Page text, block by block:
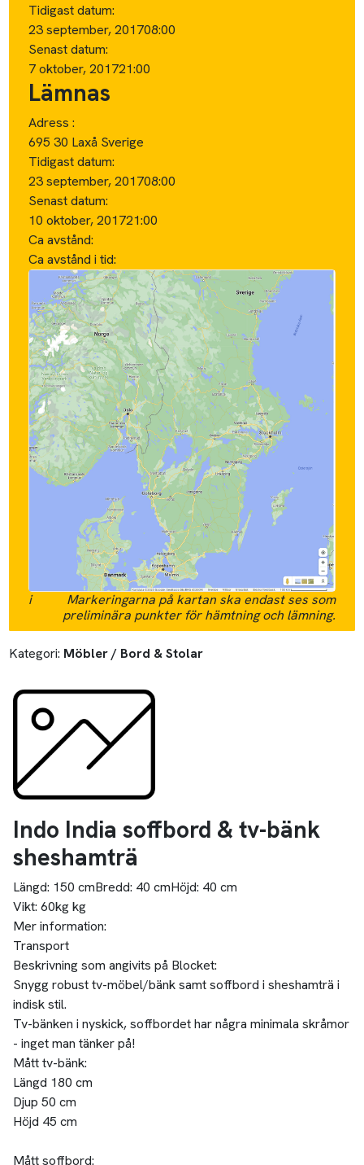
Tidigast datum:
23 september, 201708:00
Senast datum:
7 oktober, 201721:00
Lämnas
Adress :
695 30 Laxå Sverige
Tidigast datum:
23 september, 201708:00
Senast datum:
10 oktober, 201721:00
Ca avstånd:
Ca avstånd i tid:
i
Markeringarna på kartan ska endast ses som
preliminära punkter för hämtning och lämning.
Kategori: Möbler / Bord & Stolar
Indo India soffbord & tv-bänk
sheshamträ
Längd: 150 cmBredd: 40 cmHöjd: 40 cm
Vikt: 60kg kg
Mer information:
Transport
Beskrivning som angivits på Blocket:
Snygg robust tv-möbel/bänk samt soffbord i sheshamträ i
indisk stil.
Tv-bänken i nyskick, soffbordet har några minimala skråmor
- inget man tänker på!
Mått tv-bänk:
Längd 180 cm
Djup 50 cm
Höjd 45 cm
Mått soffbord: